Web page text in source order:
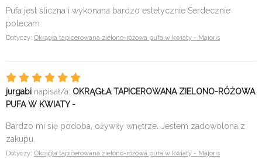
Pufa jest śliczna i wykonana bardzo estetycznie Serdecznie
polecam
Dotyczy: Okrągła tapicerowana zielono-różowa pufa w kwiaty - Majoris
jurgabi napisał/a: OKRĄGŁA TAPICEROWANA ZIELONO-RÓŻOWA
PUFA W KWIATY -
Bardzo mi się podoba, ożywiły wnętrze. Jestem zadowolona z
zakupu.
Dotyczy: Okrągła tapicerowana zielono-różowa pufa w kwiaty - Majoris